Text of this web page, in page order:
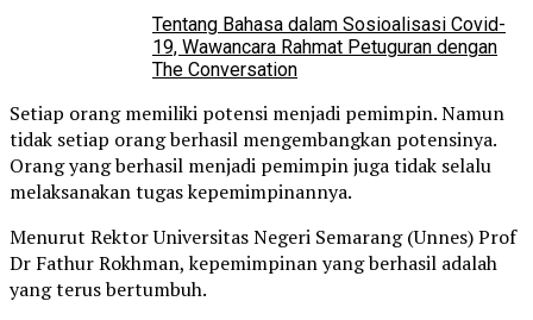
Tentang Bahasa dalam Sosioalisasi Covid-
19, Wawancara Rahmat Petuguran dengan
The Conversation
Setiap orang memiliki potensi menjadi pemimpin. Namun
tidak setiap orang berhasil mengembangkan potensinya.
Orang yang berhasil menjadi pemimpin juga tidak selalu
melaksanakan tugas kepemimpinannya.
Menurut Rektor Universitas Negeri Semarang (Unnes) Prof
Dr Fathur Rokhman, kepemimpinan yang berhasil adalah
yang terus bertumbuh.